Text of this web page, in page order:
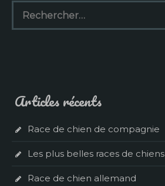
Rechercher :
Articles récents
Race de chien de compagnie
Les plus belles races de chiens
Race de chien allemand